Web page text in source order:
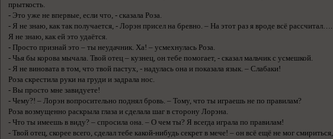
прыткость.
- Это уже не впервые, если что, - сказала Роза.
- Я не знаю, как так получается, - Лорэн присел на бревно. – На этот раз я вроде всё рассчитал….
Я не знаю, как ей это удаётся.
- Просто признай это – ты неудачник. Ха! – усмехнулась Роза.
- Чья бы корова мычала. Твой отец – кузнец, он тебе помогает, - сказал мальчик с усмешкой.
- Я не виновата в том, что твой пастух, - надулась она и показала язык. – Слабаки!
Роза скрестила руки на груди и задрала нос.
- Вы просто мне завидуете!
- Чему?! – Лорэн вопросительно поднял бровь. – Тому, что ты играешь не по правилам?
Роза возмущенно раскрыла глаза и сделала шаг в сторону Лорэна.
- Что ты имеешь в виду? – спросила она. – О чем ты? Я всегда играла по правилам!
- Твой отец, скорее всего, сделал тебе какой-нибудь секрет в мече! – он всё ещё не мог смириться,